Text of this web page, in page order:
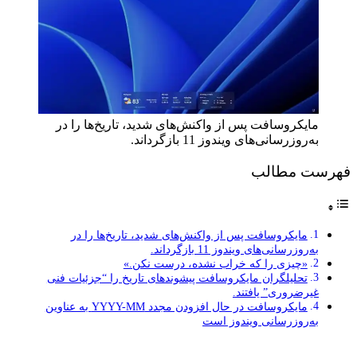
مایکروسافت پس از واکنش‌های شدید، تاریخ‌ها را در
به‌روزرسانی‌های ویندوز 11 بازگرداند.
فهرست مطالب
مایکروسافت پس از واکنش‌های شدید، تاریخ‌ها را در
به‌روزرسانی‌های ویندوز 11 بازگرداند.
«چیزی را که خراب نشده، درست نکن.»
تحلیلگران مایکروسافت پیشوندهای تاریخ را “جزئیات فنی
غیرضروری” یافتند.
مایکروسافت در حال افزودن مجدد YYYY-MM به عناوین
به‌روزرسانی ویندوز است